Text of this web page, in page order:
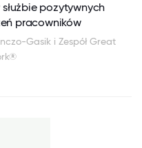
pozytywnych
pracowników
Gasik i Zespół Great